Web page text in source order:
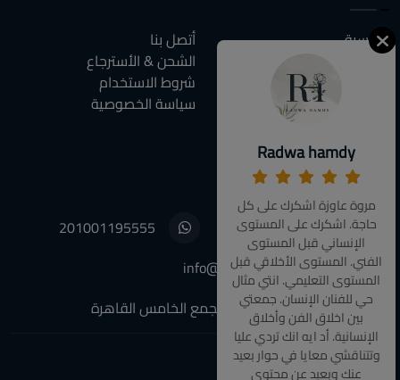
الرئيسية
من نحن
كل المنتجات
أتصل بنا
الشحن & الأسترجاع
شروط الاستخدام
سياسة الخصوصية
أتصل بنا
01001195555
201001195555
info@decoupagefleuri.com
٨٨ النرجس عمارات, التجمع الخامس القاهرة
Radwa hamdy
مروة عاوزة اشكرك على كل
حاجة. اشكرك على المستوى
الإنساني قبل المستوى
الفني. المستوى الأخلاقي قبل
المستوى التعليمي. انتي مثال
حي للفنان الإنسان. جمعتي
بين اخلاق الفن وأخلاق
الإنسانية. أد ايه انك تردي عليا
وتتناقشي معايا في حوار بعيد
عنك وبعيد عن محتوى